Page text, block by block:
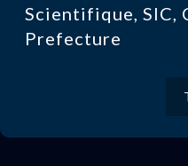
Scientifique, SIC,
Prefecture